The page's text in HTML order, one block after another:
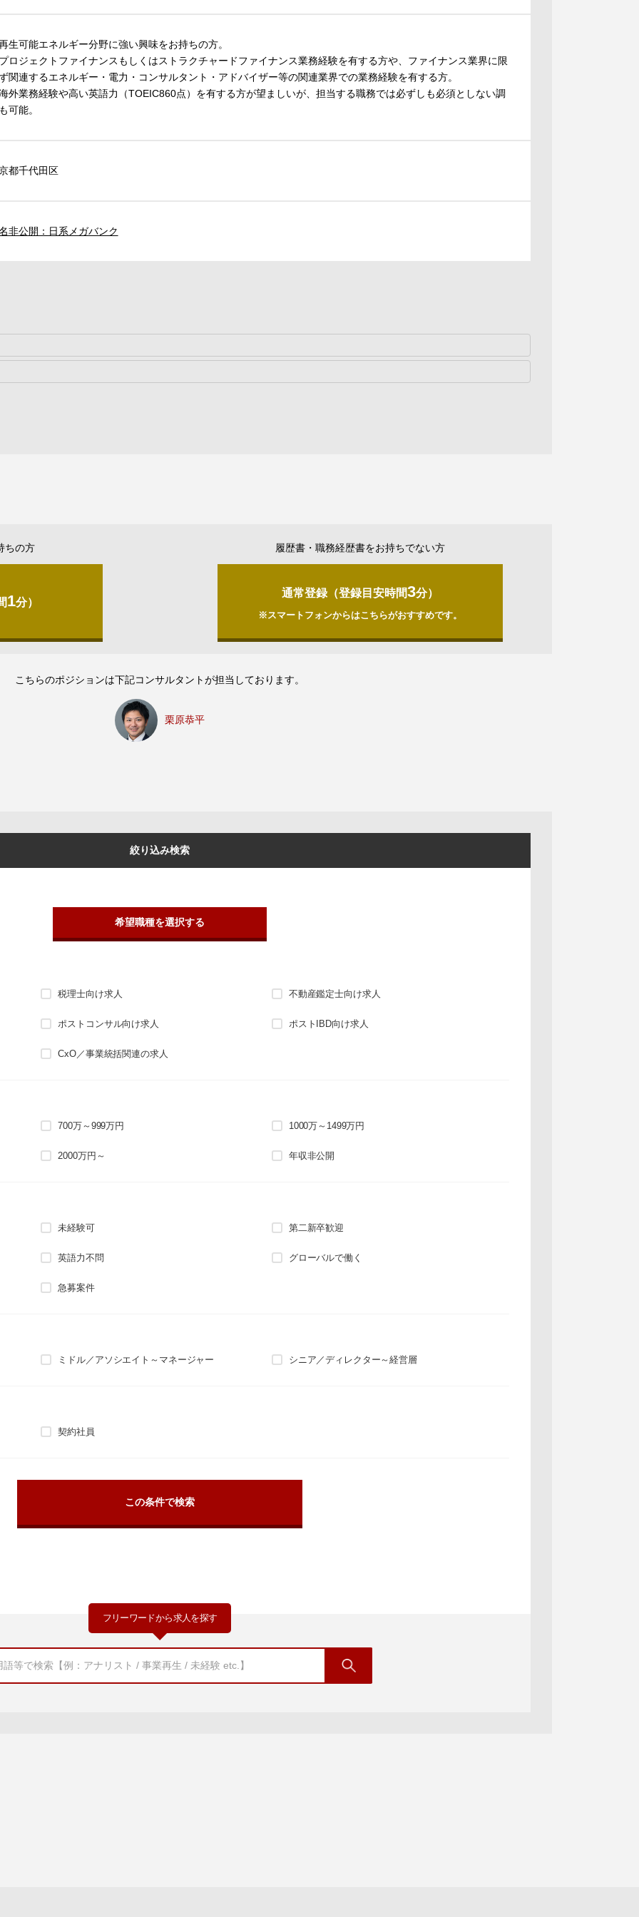
生可能エネルギー分野に強い興味をお持ちの方。
ロジェクトファイナンスもしくはストラクチャードファイナンス業務経験を有する方や、ファイナンス業界に限
関連するエネルギー・電力・コンサルタント・アドバイザー等の関連業界での業務経験を有する方。
外業務経験や高い英語力（TOEIC860点）を有する方が望ましいが、担当する職務では必ずしも必須としない調
可能。
都千代田区
非公開：日系メガバンク
ちの方
1分）
履歴書・職務経歴書をお持ちでない方
通常登録（登録目安時間3分）
※スマートフォンからはこちらがおすすめです。
こちらのポジションは下記コンサルタントが担当しております。
栗原恭平
絞り込み検索
希望職種を選択する
税理士向け求人 不動産鑑定士向け求人
ポストコンサル向け求人 ポストIBD向け求人
CxO／事業統括関連の求人
700万～999万円 1000万～1499万円
2000万円～ 年収非公開
未経験可 第二新卒歓迎
英語力不問 グローバルで働く
急募案件
ミドル／アソシエイト～マネージャー シニア／ディレクター～経営層
契約社員
フリーワードから求人を探す